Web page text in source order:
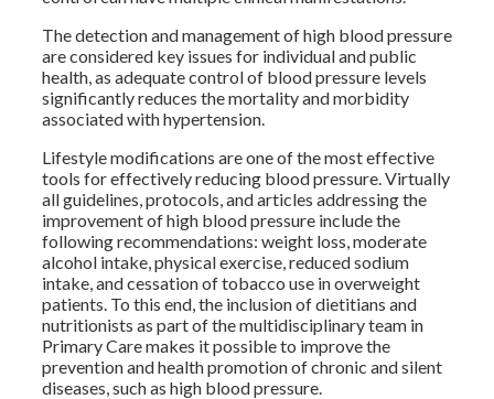
The detection and management of high blood pressure
are considered key issues for individual and public
health, as adequate control of blood pressure levels
significantly reduces the mortality and morbidity
associated with hypertension.
Lifestyle modifications are one of the most effective
tools for effectively reducing blood pressure. Virtually
all guidelines, protocols, and articles addressing the
improvement of high blood pressure include the
following recommendations: weight loss, moderate
alcohol intake, physical exercise, reduced sodium
intake, and cessation of tobacco use in overweight
patients. To this end, the inclusion of dietitians and
nutritionists as part of the multidisciplinary team in
Primary Care makes it possible to improve the
prevention and health promotion of chronic and silent
diseases, such as high blood pressure.